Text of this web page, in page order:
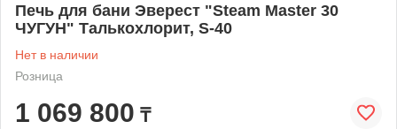
Печь для бани Эверест "Steam Master 30
ЧУГУН" Талькохлорит, S-40
Нет в наличии
Розница
1 069 800 ₸